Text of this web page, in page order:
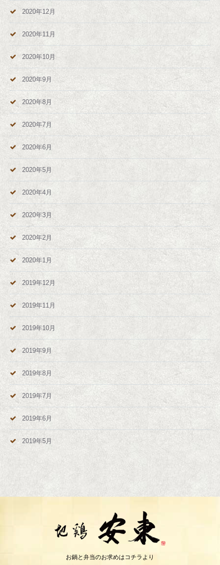
2020年12月
2020年11月
2020年10月
2020年9月
2020年8月
2020年7月
2020年6月
2020年5月
2020年4月
2020年3月
2020年2月
2020年1月
2019年12月
2019年11月
2019年10月
2019年9月
2019年8月
2019年7月
2019年6月
2019年5月
お鍋と弁当のお求めはコチラより